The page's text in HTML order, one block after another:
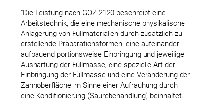
"Die Leistung nach GOZ 2120 beschreibt eine
Arbeitstechnik, die eine mechanische physikalische
Anlagerung von Füllmaterialien durch zusätzlich zu
erstellende Präparationsformen, eine aufeinander
aufbauend portionsweise Einbringung und jeweilige
Aushärtung der Füllmasse, eine spezielle Art der
Einbringung der Füllmasse und eine Veränderung der
Zahnoberfläche im Sinne einer Aufrauhung durch
eine Konditionierung (Säurebehandlung) beinhaltet.